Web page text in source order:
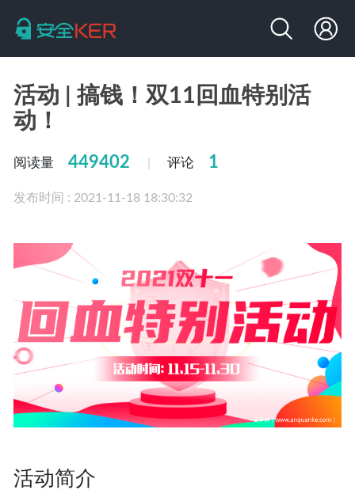
活动 | 搞钱！双11回血特别活
动！
阅读量 449402 评论 1
发布时间 : 2021-11-18 18:30:32
活动简介